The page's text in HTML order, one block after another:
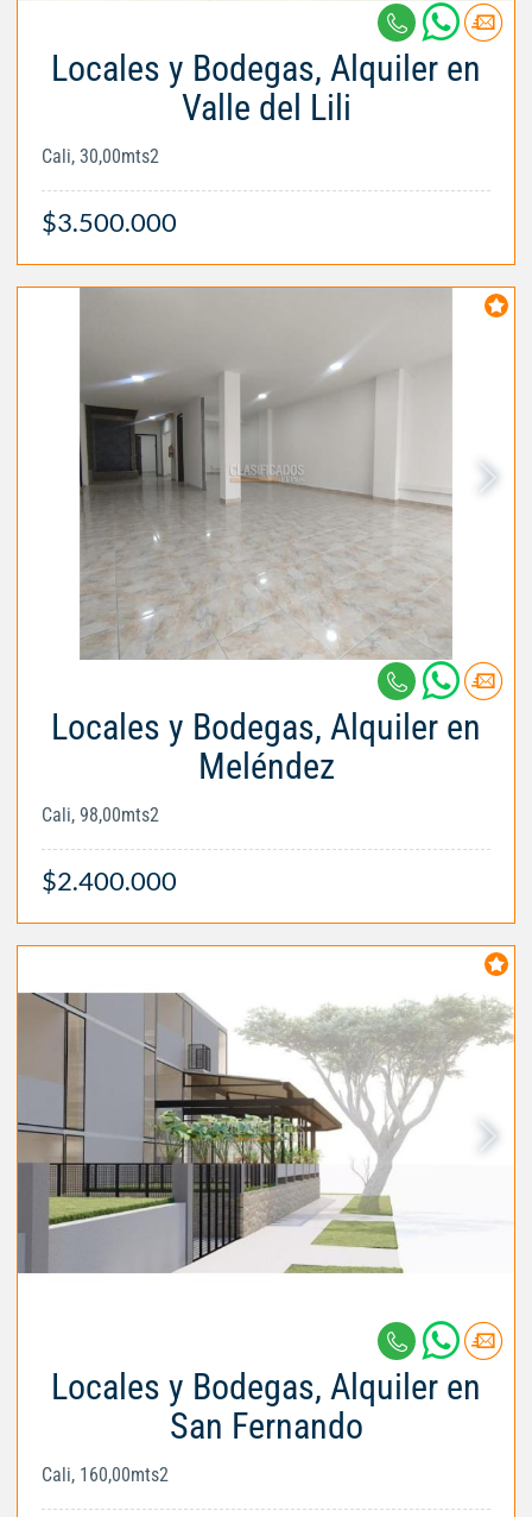
Locales y Bodegas, Alquiler en
Valle del Lili
Cali, 30,00mts2
$3.500.000
Locales y Bodegas, Alquiler en
Meléndez
Cali, 98,00mts2
$2.400.000
Locales y Bodegas, Alquiler en
San Fernando
Cali, 160,00mts2